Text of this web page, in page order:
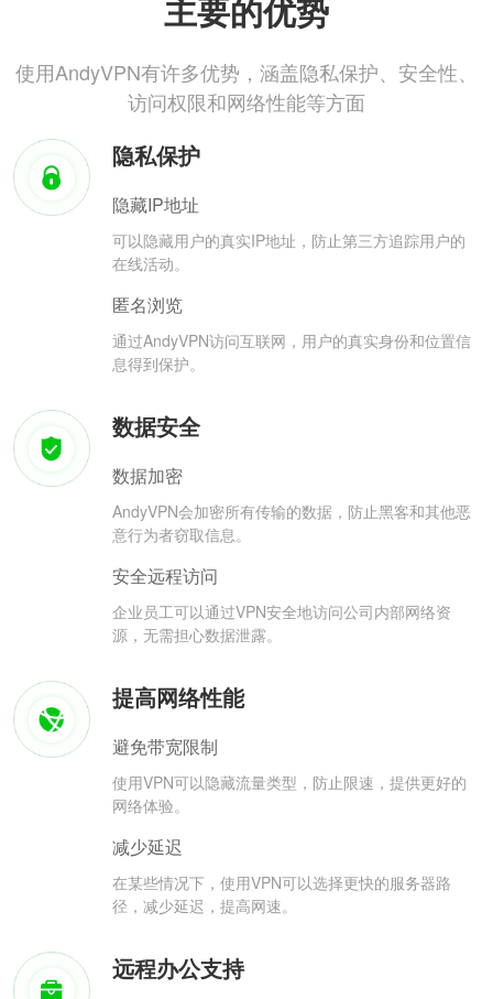
主要的优势
使用AndyVPN有许多优势，涵盖隐私保护、安全性、
访问权限和网络性能等方面
隐私保护
隐藏IP地址
可以隐藏用户的真实IP地址，防止第三方追踪用户的
在线活动。
匿名浏览
通过AndyVPN访问互联网，用户的真实身份和位置信
息得到保护。
数据安全
数据加密
AndyVPN会加密所有传输的数据，防止黑客和其他恶
意行为者窃取信息。
安全远程访问
企业员工可以通过VPN安全地访问公司内部网络资
源，无需担心数据泄露。
提高网络性能
避免带宽限制
使用VPN可以隐藏流量类型，防止限速，提供更好的
网络体验。
减少延迟
在某些情况下，使用VPN可以选择更快的服务器路
径，减少延迟，提高网速。
远程办公支持